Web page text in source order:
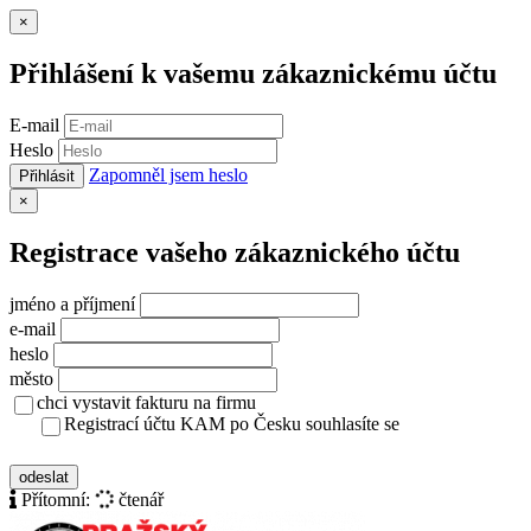
×
Přihlášení k vašemu zákaznickému účtu
E-mail
Heslo
Přihlásit Zapomněl jsem heslo
×
Registrace vašeho zákaznického účtu
jméno a příjmení
e-mail
heslo
město
chci vystavit fakturu na firmu
Registrací účtu KAM po Česku souhlasíte se
odeslat
Přítomní: čtenář